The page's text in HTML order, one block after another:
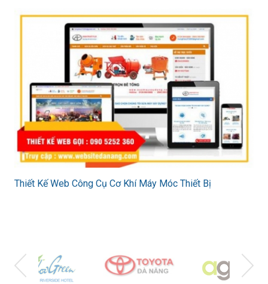
Thiết Kế Web Công Cụ Cơ Khí Máy Móc Thiết Bị